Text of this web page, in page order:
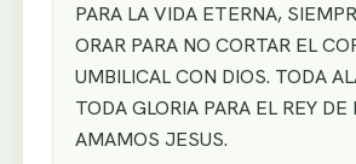
PARA LA VIDA ETERNA,
ORAR PARA NO CORTAR EL
UMBILICAL CON DIOS. TODA
TODA GLORIA PARA EL REY DE
AMAMOS JESUS.